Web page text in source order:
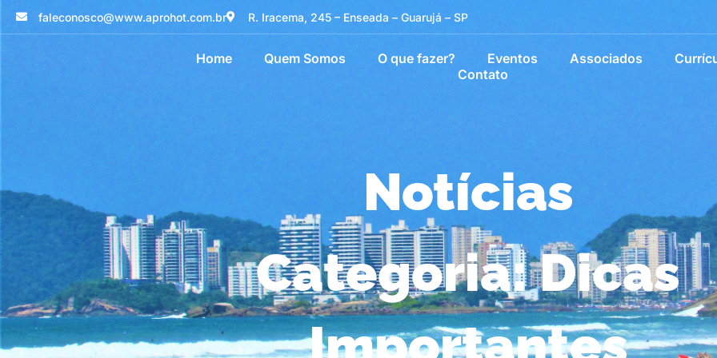
faleconosco@www.aprohot.com.br R. Iracema, 245 – Enseada – Guarujá – SP
Home Quem Somos O que fazer? Eventos Associados
Contato
Notícias
Categoria: Dicas
Importantes